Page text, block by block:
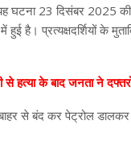
यह घटना 23 दिसंबर 2025
है। प्रत्यक्षदर्शियों के
से हत्या के बाद जनता ने
से बंद कर पेट्रोल